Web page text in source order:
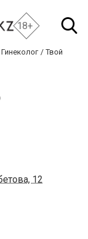
18+
Гинеколог
Твой
12